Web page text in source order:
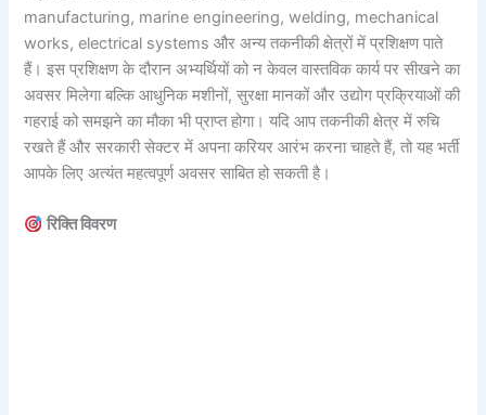
manufacturing, marine engineering, welding, mechanical
works, electrical systems और अन्य तकनीकी क्षेत्रों में प्रशिक्षण पाते
हैं। इस प्रशिक्षण के दौरान अभ्यर्थियों को न केवल वास्तविक कार्य पर सीखने का
अवसर मिलेगा बल्कि आधुनिक मशीनों, सुरक्षा मानकों और उद्योग प्रक्रियाओं की
गहराई को समझने का मौका भी प्राप्त होगा। यदि आप तकनीकी क्षेत्र में रुचि
रखते हैं और सरकारी सेक्टर में अपना करियर आरंभ करना चाहते हैं, तो यह भर्ती
आपके लिए अत्यंत महत्वपूर्ण अवसर साबित हो सकती है।
रिक्ति विवरण